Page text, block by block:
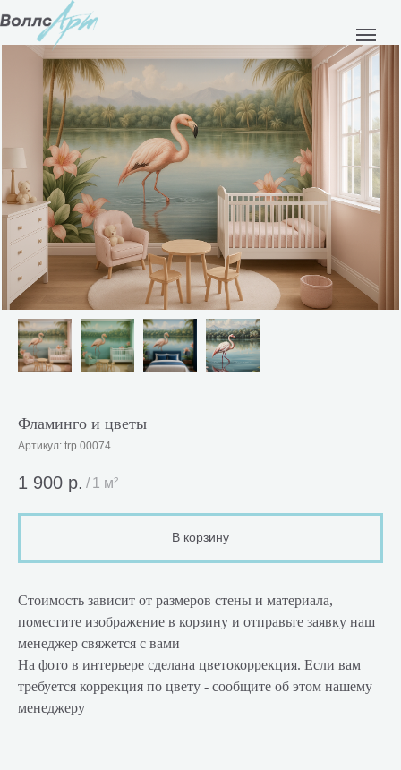
Фламинго и цветы
Артикул: trp 00074
1 900 р. / 1 м²
В корзину
Стоимость зависит от размеров стены и материала,
поместите изображение в корзину и отправьте заявку наш
менеджер свяжется с вами
На фото в интерьере сделана цветокоррекция. Если вам
требуется коррекция по цвету - сообщите об этом нашему
менеджеру